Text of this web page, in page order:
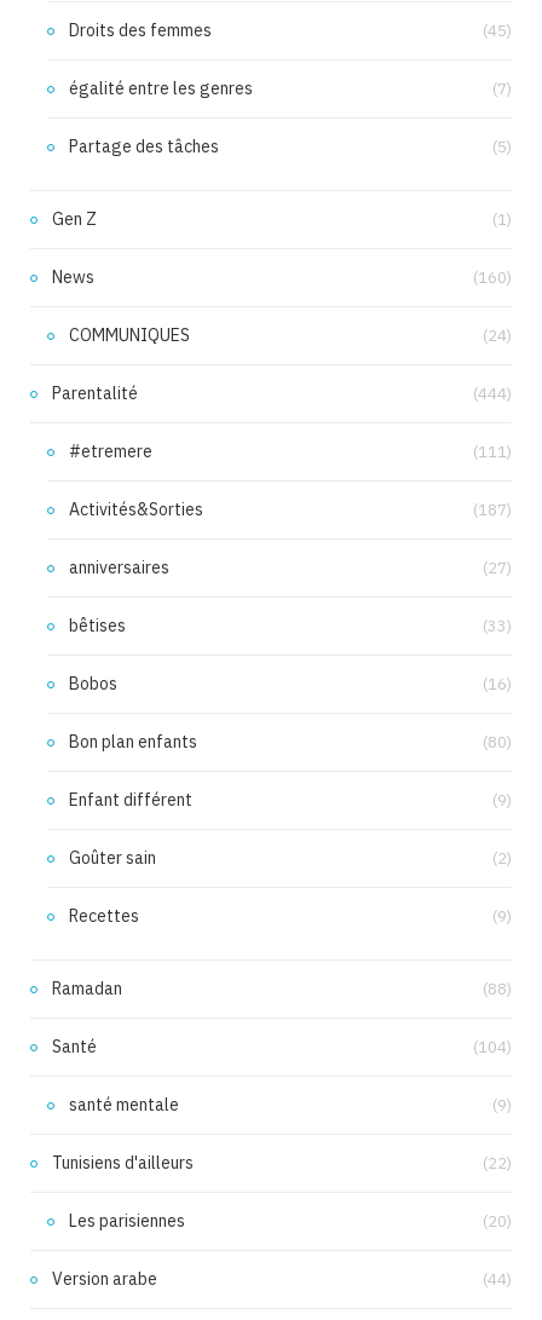
Droits des femmes (45)
égalité entre les genres (7)
Partage des tâches (5)
Gen Z (1)
News (160)
COMMUNIQUES (24)
Parentalité (444)
#etremere (111)
Activités&Sorties (187)
anniversaires (27)
bêtises (33)
Bobos (16)
Bon plan enfants (80)
Enfant différent (9)
Goûter sain (2)
Recettes (9)
Ramadan (88)
Santé (104)
santé mentale (9)
Tunisiens d'ailleurs (22)
Les parisiennes (20)
Version arabe (44)